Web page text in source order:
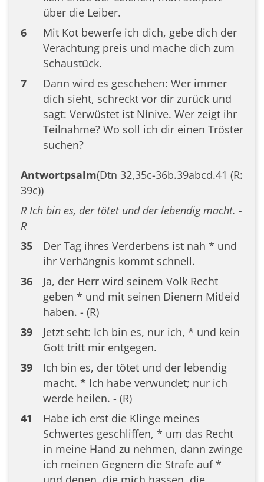
über die Leiber.
6
Mit Kot bewerfe ich dich, gebe dich der
Verachtung preis und mache dich zum
Schaustück.
7
Dann wird es geschehen: Wer immer
dich sieht, schreckt vor dir zurück und
sagt: Verwüstet ist Nínive. Wer zeigt ihr
Teilnahme? Wo soll ich dir einen Tröster
suchen?
Antwortpsalm(Dtn 32,35c-36b.39abcd.41 (R:
39c))
R Ich bin es, der tötet und der lebendig macht. -
R
35
Der Tag ihres Verderbens ist nah * und
ihr Verhängnis kommt schnell.
36
Ja, der Herr wird seinem Volk Recht
geben * und mit seinen Dienern Mitleid
haben. - (R)
39
Jetzt seht: Ich bin es, nur ich, * und kein
Gott tritt mir entgegen.
39
Ich bin es, der tötet und der lebendig
macht. * Ich habe verwundet; nur ich
werde heilen. - (R)
41
Habe ich erst die Klinge meines
Schwertes geschliffen, * um das Recht
in meine Hand zu nehmen, dann zwinge
ich meinen Gegnern die Strafe auf *